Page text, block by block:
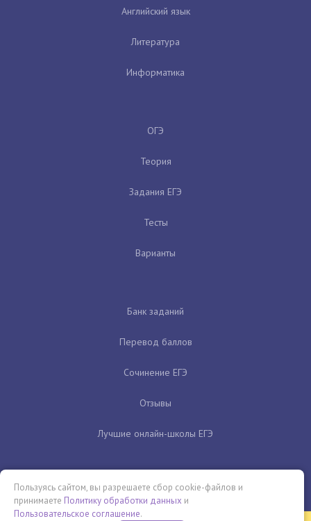
Английский язык
Литература
Информатика
ОГЭ
Теория
Задания ЕГЭ
Тесты
Варианты
Банк заданий
Перевод баллов
Сочинение ЕГЭ
Отзывы
Лучшие онлайн-школы ЕГЭ
Пользуясь сайтом, вы разрешаете сбор cookie-файлов и
принимаете Политику обработки данных и
Пользовательское соглашение.